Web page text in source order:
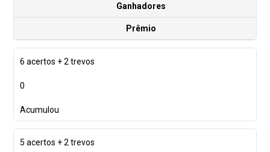
Ganhadores
Prêmio
6 acertos + 2 trevos
0
Acumulou
5 acertos + 2 trevos